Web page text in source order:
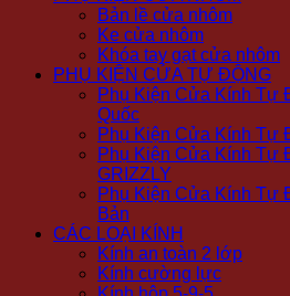
Bản lề cửa nhôm
Ke cửa nhôm
Khóa tay gạt cửa nhôm
PHỤ KIỆN CỬA TỰ ĐỘNG
Phụ Kiện Cửa Kính Tự
Quốc
Phụ Kiện Cửa Kính Tự
Phụ Kiện Cửa Kính Tự
GRIZZLY
Phụ Kiện Cửa Kính Tự
Bản
CÁC LOẠI KÍNH
Kính an toàn 2 lớp
Kính cường lực